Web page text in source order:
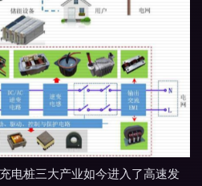
电桩三大产业如今进入了高速发